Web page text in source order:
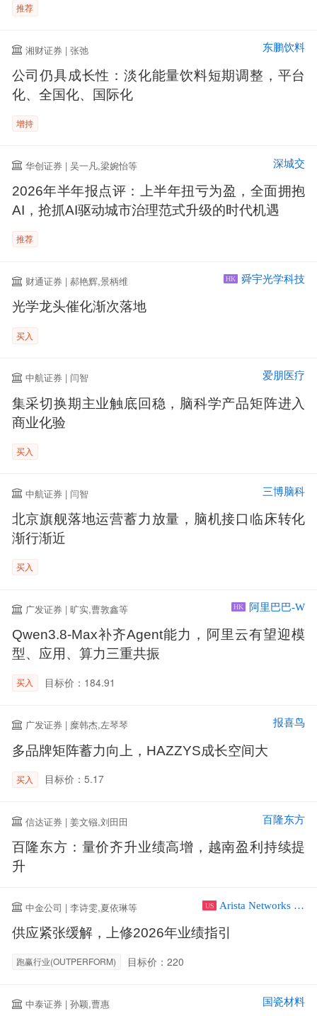
推荐
湘财证券 | 张弛 东鹏饮料
公司仍具成长性：淡化能量饮料短期调整，平台
化、全国化、国际化
增持
华创证券 | 吴一凡,梁婉怡等 深城交
2026年半年报点评：上半年扭亏为盈，全面拥抱
AI，抢抓AI驱动城市治理范式升级的时代机遇
推荐
财通证券 | 郝艳辉,景柄维 HK 舜宇光学科技
光学龙头催化渐次落地
买入
中航证券 | 闫智 爱朋医疗
集采切换期主业触底回稳，脑科学产品矩阵进入
商业化验
买入
中航证券 | 闫智 三博脑科
北京旗舰落地运营蓄力放量，脑机接口临床转化
渐行渐近
买入
广发证券 | 旷实,曹敦鑫等 HK 阿里巴巴-W
Qwen3.8-Max补齐Agent能力，阿里云有望迎模
型、应用、算力三重共振
买入 目标价：184.91
广发证券 | 糜韩杰,左琴琴 报喜鸟
多品牌矩阵蓄力向上，HAZZYS成长空间大
买入 目标价：5.17
信达证券 | 姜文镪,刘田田 百隆东方
百隆东方：量价齐升业绩高增，越南盈利持续提
升
中金公司 | 李诗雯,夏依琳等 US Arista Networks Inc
供应紧张缓解，上修2026年业绩指引
跑赢行业(OUTPERFORM) 目标价：220
中泰证券 | 孙颖,曹惠 国瓷材料